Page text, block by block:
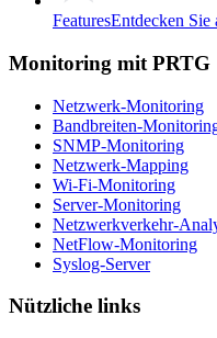
FeaturesEntdecken Sie
Monitoring mit PRTG
Netzwerk-Monitoring
Bandbreiten-
SNMP-Monitoring
Netzwerk-Mapping
Wi-Fi-Monitoring
Server-Monitoring
Netzwerkverkehr-
NetFlow-Monitoring
Syslog-Server
Nützliche links